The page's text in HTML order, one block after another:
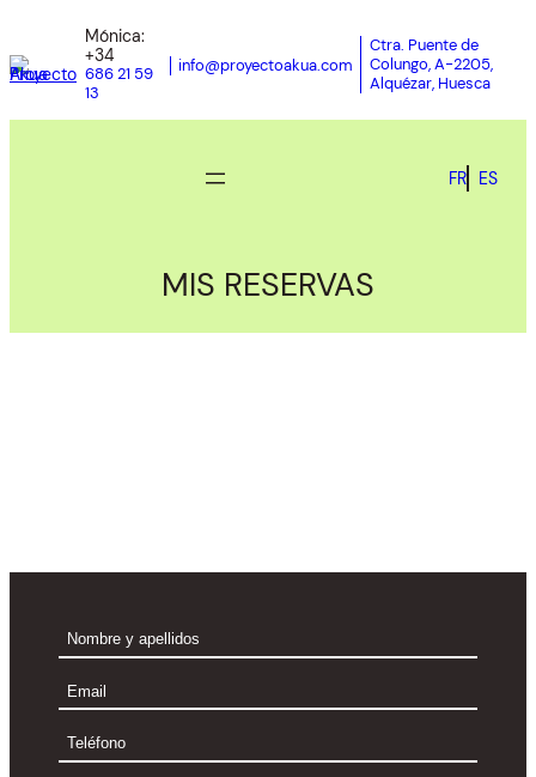
Mónica:
+34
686 21 59
13
info@proyectoakua.com
Ctra. Puente de
Colungo, A-2205,
Alquézar, Huesca
FR ES
MIS RESERVAS